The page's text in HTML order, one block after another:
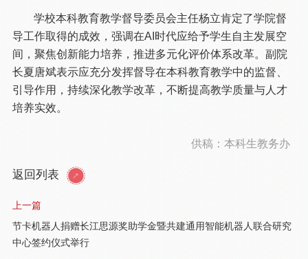
学校本科教育教学督导委员会主任杨立肯定了学院督
导工作取得的成效，强调在AI时代应给予学生自主发展空
间，聚焦创新能力培养，推进多元化评价体系改革。副院
长夏唐斌表示应充分发挥督导在本科教育教学中的监督、
引导作用，持续深化教学改革，不断提高教学质量与人才
培养实效。
供稿：本科生教务办
返回列表
上一篇
节卡机器人捐赠长江思源奖助学金暨共建通用智能机器人联合研究
中心签约仪式举行